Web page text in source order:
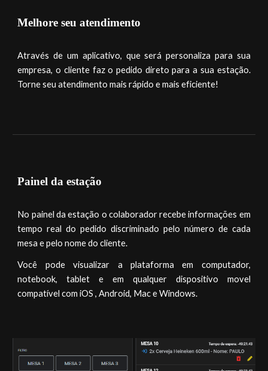
Melhore seu atendimento
Através de um aplicativo, que será personaliza para sua
empresa, o cliente faz o pedido direto para a sua estação.
Torne seu atendimento mais rápido e mais eficiente!
Painel da estação
No painel da estação o colaborador recebe informações em
tempo real do pedido discriminado pelo número de cada
mesae pelo nome do cliente.
Você pode visualizar a plataforma em computador,
notebook, tablet e em qualquer dispositivo movel
compatível com iOS , Android, Mac e Windows.